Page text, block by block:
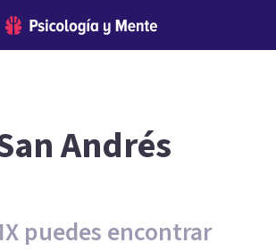
Andrés
puedes encontrar